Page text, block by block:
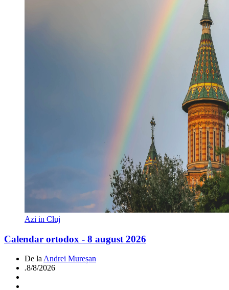
Azi in Cluj
Calendar ortodox - 8 august 2026
De la Andrei Mureșan
.8/8/2026